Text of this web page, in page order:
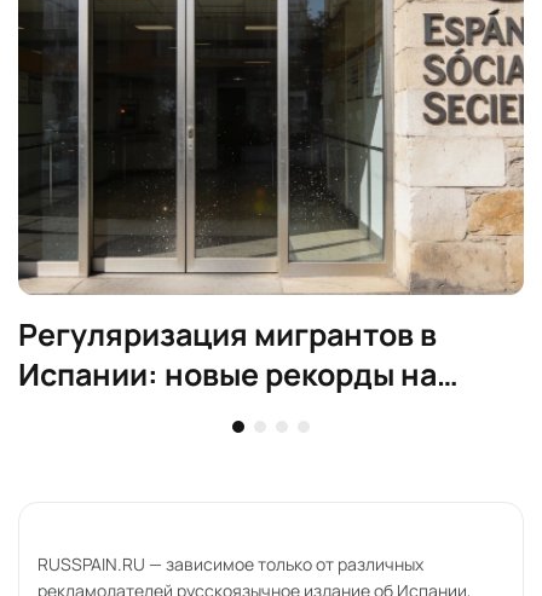
Регуляризация мигрантов в
Испании: новые рекорды на
3 минут чтенияопубликовано19.04.2026, 07:01